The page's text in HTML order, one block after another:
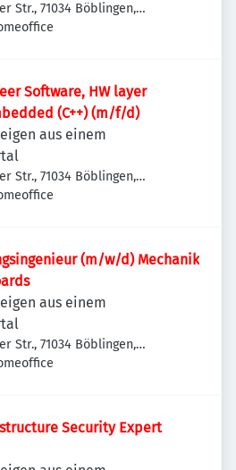
Str., 71034 Böblingen,
Software, HW layer
(C++) (m/f/d)
aus einem
Str., 71034 Böblingen,
(m/w/d) Mechanik
aus einem
Str., 71034 Böblingen,
Security Expert